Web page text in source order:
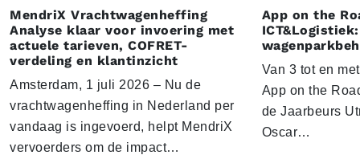
MendriX Vrachtwagenheffing
Analyse klaar voor invoering met
actuele tarieven, COFRET-
verdeling en klantinzicht
Amsterdam, 1 juli 2026 – Nu de
vrachtwagenheffing in Nederland per
vandaag is ingevoerd, helpt MendriX
vervoerders om de impact…
App on the
Van 3 tot en
App on the
de Jaarbeurs
Oscar…